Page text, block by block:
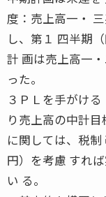
度：売上高一・
し、第１ 四半期
計 画は売上高一
った。
３ＰＬを手がけ
り売上高の中計
に関しては、税
円）を考慮 すれ
い る。